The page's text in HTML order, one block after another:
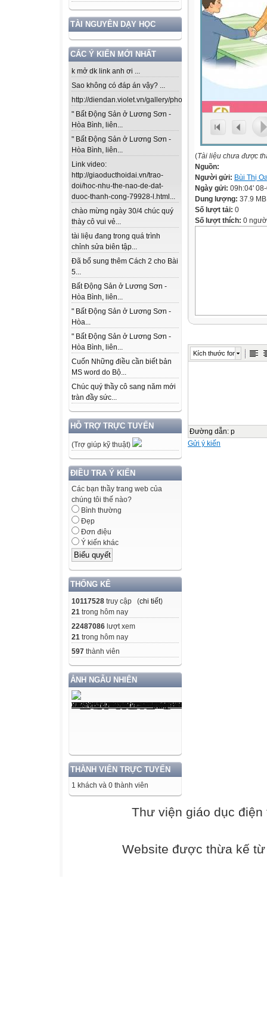
TÀI NGUYÊN DẠY HỌC
CÁC Ý KIẾN MỚI NHẤT
k mở dk link anh ơi ...
Sao không có đáp án vậy? ...
http://diendan.violet.vn/gallery/photos/302...
" Bất Động Sản ở Lương Sơn -
Hòa Bình, liên...
" Bất Động Sản ở Lương Sơn -
Hòa Bình, liên...
Link video:
http://giaoducthoidai.vn/trao-
doi/hoc-nhu-the-nao-de-dat-
duoc-thanh-cong-79928-l.html...
chào mừng ngày 30/4 chúc quý
thày cô vui vẻ...
tài liệu đang trong quá trình
chỉnh sửa biên tập...
Đã bổ sung thêm Cách 2 cho Bài
5...
Bất Động Sản ở Lương Sơn -
Hòa Bình, liên...
" Bất Động Sản ở Lương Sơn -
Hòa...
" Bất Động Sản ở Lương Sơn -
Hòa Bình, liên...
Cuốn Những điều cần biết bản
MS word do Bộ...
Chúc quý thầy cô sang năm mới
tràn đầy sức...
HỖ TRỢ TRỰC TUYẾN
(Trợ giúp kỹ thuật)
ĐIỀU TRA Ý KIẾN
Các bạn thầy trang web của
chúng tôi thế nào?
Bình thường
Đẹp
Đơn điệu
Ý kiến khác
THỐNG KÊ
10117528 truy cập (chi tiết)
21 trong hôm nay
22487086 lượt xem
21 trong hôm nay
597 thành viên
ẢNH NGẪU NHIÊN
THÀNH VIÊN TRỰC TUYẾN
1 khách và 0 thành viên
(Tài liệu chưa được
Nguồn:
Người gửi: Bùi Thị
Ngày gửi: 09h:04'
Dung lượng: 37.9 MB
Số lượt tải: 0
Số lượt thích: 0
Kích thước font
Đường dẫn: p
Gửi ý kiến
Thư viện giáo dục
Website được thừa kế